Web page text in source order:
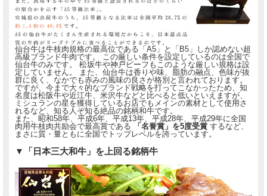
仙台牛は牛枝肉規格の最高位である「A5」と「B5」しか認めない超
高級ブランド牛肉です。 この厳しい条件を設定しているのは全国で
仙台牛のみです。 松坂牛や神戸ビーフもこのような厳しい規格は設
定していません。 また、仙台牛は香りや味、脂肪の融点、色味が抜
群に良く、なかでも赤みの風味の良さが格別と言われております。
ですが、今まで大々的なブランド戦略を打ってこなかったため、知
名度は松阪牛や近江牛、米沢牛などと比べると低いといえますが、
ミシュランの星を獲得しているお店でもメインの素材として使用さ
れるなど、知る人ぞ知る絶品の銘柄和牛です。
また、昭和58年、平成6年、平成13年、平成28年、平成29年に全国
肉用牛枝肉共励会で最高賞である
「名誉賞」を5度受賞 するなど、
まさに質・量ともに全国でトップレベルを誇っています。
▼「日本三大和牛」を上回る銘柄牛